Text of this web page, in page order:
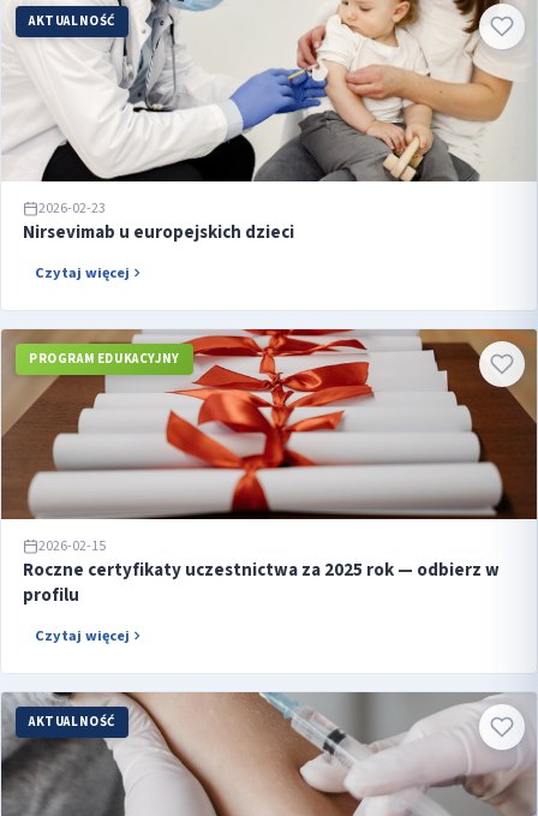
AKTUALNOŚĆ
2026-02-23
Nirsevimab u europejskich dzieci
Czytaj więcej
PROGRAM EDUKACYJNY
2026-02-15
Roczne certyfikaty uczestnictwa za 2025 rok — odbierz w
profilu
Czytaj więcej
AKTUALNOŚĆ